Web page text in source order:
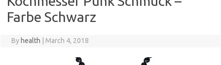
Farbe Schwarz
By health March 4, 2018